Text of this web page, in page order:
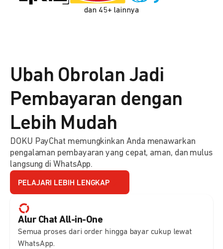
dan 45+ lainnya
Alur Chat All-in-One
Semua proses dari order hingga bayar cukup lewat
WhatsApp.
Ubah Obrolan Jadi
Pembayaran dengan
Lebih Mudah
DOKU PayChat memungkinkan Anda menawarkan
pengalaman pembayaran yang cepat, aman, dan mulus
langsung di WhatsApp.
PELAJARI LEBIH LENGKAP